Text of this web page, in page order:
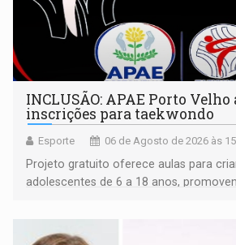
INCLUSÃO: APAE Porto Velho
inscrições para taekwondo
Esporte 06 de Agosto de 2026 às
Projeto gratuito oferece aulas para
adolescentes de 6 a 18 anos,